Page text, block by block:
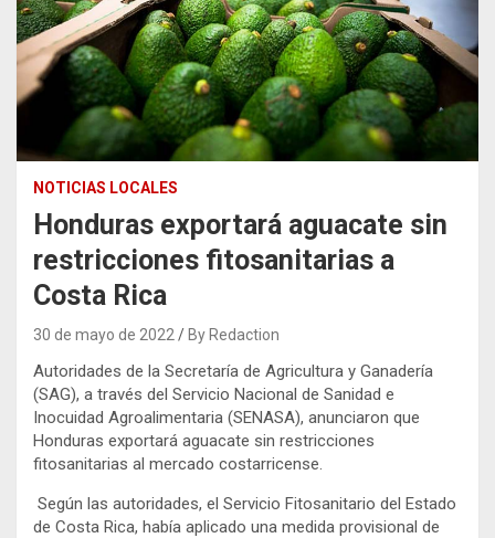
NOTICIAS LOCALES
Honduras exportará aguacate sin
restricciones fitosanitarias a
Costa Rica
30 de mayo de 2022 By Redaction
Autoridades de la Secretaría de Agricultura y Ganadería
(SAG), a través del Servicio Nacional de Sanidad e
Inocuidad Agroalimentaria (SENASA), anunciaron que
Honduras exportará aguacate sin restricciones
fitosanitarias al mercado costarricense.
Según las autoridades, el Servicio Fitosanitario del Estado
de Costa Rica, había aplicado una medida provisional de